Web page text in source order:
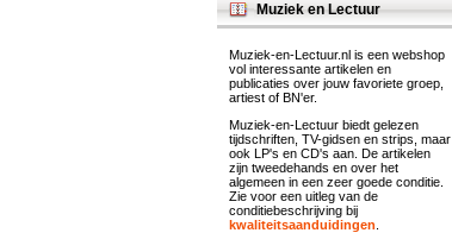
Muziek en Lectuur
Muziek-en-Lectuur.nl is een webshop
vol interessante artikelen en
publicaties over jouw favoriete groep,
artiest of BN'er.
Muziek-en-Lectuur biedt gelezen
tijdschriften, TV-gidsen en strips, maar
ook LP's en CD's aan. De artikelen
zijn tweedehands en over het
algemeen in een zeer goede conditie.
Zie voor een uitleg van de
conditiebeschrijving bij
kwaliteitsaanduidingen